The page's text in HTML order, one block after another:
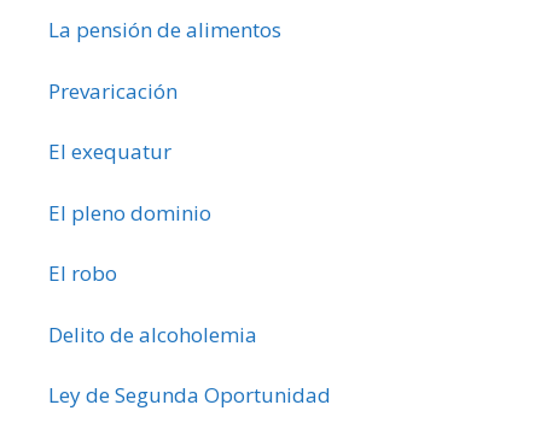
La pensión de alimentos
Prevaricación
El exequatur
El pleno dominio
El robo
Delito de alcoholemia
Ley de Segunda Oportunidad